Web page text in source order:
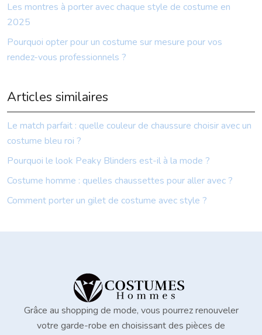
Les montres à porter avec chaque style de costume en
2025
Pourquoi opter pour un costume sur mesure pour vos
rendez-vous professionnels ?
Articles similaires
Le match parfait : quelle couleur de chaussure choisir avec un
costume bleu roi ?
Pourquoi le look Peaky Blinders est-il à la mode ?
Costume homme : quelles chaussettes pour aller avec ?
Comment porter un gilet de costume avec style ?
Grâce au shopping de mode, vous pourrez renouveler
votre garde-robe en choisissant des pièces de